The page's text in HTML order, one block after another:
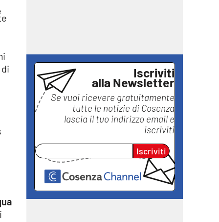
Iscriviti
alla Newsletter
Se vuoi ricevere gratuitamente
tutte le notizie di Cosenza
lascia il tuo indirizzo email e
iscriviti
Iscriviti